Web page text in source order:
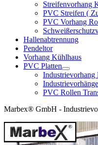
Streifenvorhang
PVC Streifen (
PVC Vorhang
Hallenabtrennung
Pendeltor
Vorhang Kühlhaus
PVC Platten
Industrievorhang
Industrievorhänge
PVC Rollen
Marbex® GmbH -